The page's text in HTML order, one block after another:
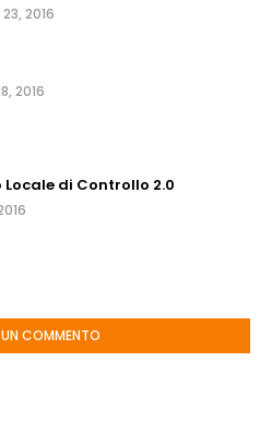
2016
2016
di Controllo 2.0
COMMENTO